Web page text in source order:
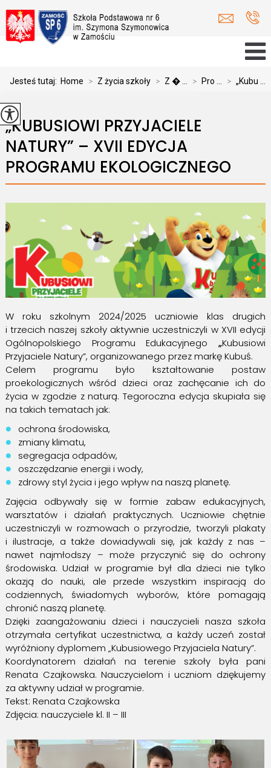
Jesteś tutaj: Home > Z życia szkoły > Z � ... > Pro ... > „Kubu ...
„KUBUSIOWI PRZYJACIELE
NATURY” – XVII EDYCJA
PROGRAMU EKOLOGICZNEGO
W roku szkolnym 2024/2025 uczniowie klas drugich
i trzecich naszej szkoły aktywnie uczestniczyli w XVII edycji
Ogólnopolskiego Programu Edukacyjnego„Kubusiowi
Przyjaciele Natury”, organizowanego przez markę Kubuś.
Celem programu było kształtowanie postaw
proekologicznych wśród dzieci oraz zachęcanie ich do
życia w zgodzie z naturą. Tegoroczna edycja skupiała się
na takich tematach jak:
ochrona środowiska,
zmiany klimatu,
segregacja odpadów,
oszczędzanie energii i wody,
zdrowy styl życia i jego wpływ na naszą planetę.
Zajęcia odbywały się w formie zabaw edukacyjnych,
warsztatów i działań praktycznych. Uczniowie chętnie
uczestniczyli w rozmowach o przyrodzie, tworzyli plakaty
i ilustracje, a także dowiadywali się, jak każdy z nas –
nawet najmłodszy – może przyczynić się do ochrony
środowiska. Udział w programie był dla dzieci nie tylko
okazją do nauki, ale przede wszystkim inspiracją do
codziennych, świadomych wyborów, które pomagają
chronić naszą planetę.
Dzięki zaangażowaniu dzieci i nauczycieli nasza szkoła
otrzymała certyfikat uczestnictwa, a każdy uczeń został
wyróżniony dyplomem „Kubusiowego Przyjaciela Natury”.
Koordynatorem działań na terenie szkoły była pani
Renata Czajkowska. Nauczycielom i uczniom dziękujemy
za aktywny udział w programie.
Tekst: Renata Czajkowska
Zdjęcia: nauczyciele kl. II – III